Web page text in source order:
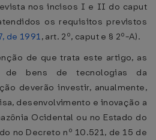
nos incisos I e II do caput
os requisitos previstos
de 1991, art. 2º, caput e § 2º-A).
de que trata este artigo, as
de bens de tecnologias da
deverão investir, anualmente,
desenvolvimento e inovação a
Ocidental ou no Estado do
no Decreto nº 10.521, de 15 de